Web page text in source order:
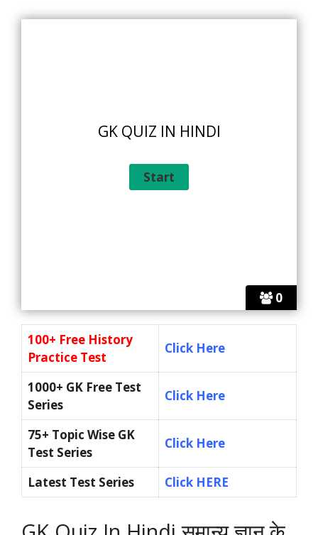
0
GK QUIZ IN HINDI
100+ Free History
Practice Test
Click Here
1000+ GK Free Test
Series
Click Here
75+ Topic Wise GK
Test Series
Click Here
Latest Test Series Click HERE